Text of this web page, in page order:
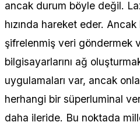
ancak durum böyle değil.
hızında hareket eder. Ancak
şifrelenmiş veri göndermek
bilgisayarlarını ağ
uygulamaları var, ancak
herhangi bir süperluminal
daha ileride. Bu noktada